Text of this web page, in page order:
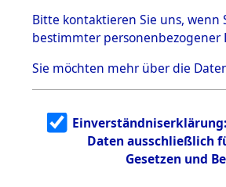
5.3.1 Alliierte
Erhebungen
zu
Todesmärsch
en
5.3.2
g
5.3.3
Todesmärsch
Bitte kontaktieren Sie uns,
bestimmter
Sie möchten mehr über die
Daten ausschließlich
Gesetzen und